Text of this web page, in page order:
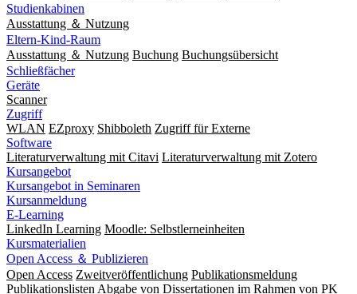
Studienkabinen
Ausstattung ＆ Nutzung
Eltern-Kind-Raum
Ausstattung ＆ Nutzung Buchung Buchungsübersicht
Schließfächer
Geräte
Scanner
Zugriff
WLAN EZproxy Shibboleth Zugriff für Externe
Software
Literaturverwaltung mit Citavi Literaturverwaltung mit Zotero
Kursangebot
Kursangebot in Seminaren
Kursanmeldung
E-Learning
LinkedIn Learning Moodle: Selbstlerneinheiten
Kursmaterialien
Open Access ＆ Publizieren
Open Access Zweitveröffentlichung Publikationsmeldung
Publikationslisten Abgabe von Dissertationen im Rahmen von PK